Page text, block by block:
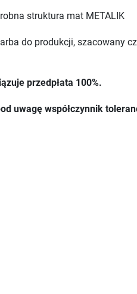
struktura mat METALIK
do produkcji, szacowany
przedpłata 100%.
uwagę współczynnik